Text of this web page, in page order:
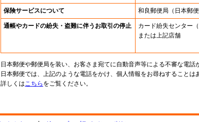
保険サービスについて 和良郵便局 （日本郵
通帳やカードの紛失・盗難に伴うお取引の停止 カード紛失センター
または上記店舗
日本郵便や郵便局を装い、お客さま宛てに自動音声等による不審な電話
日本郵便では、上記のような電話をかけ、個人情報をお尋ねすることは
詳しくはこちら をご覧ください。